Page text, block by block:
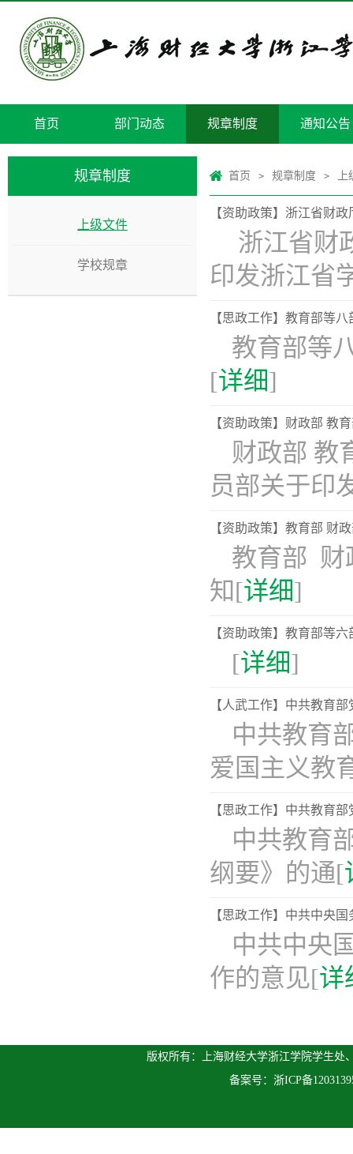
首页 部门动态 规章制度 通知公告
规章制度
上级文件
学校规章
首页 > 规章制度 >
【资助政策】浙江省财
浙江省财
印发浙江省
【思政工作】教育部等
教育部等
[详细]
【资助政策】财政部 教
财政部 教
员部关于印
【资助政策】教育部 财
教育部 财
知[详细]
【资助政策】教育部等
‍[详细]
【人武工作】中共教育
中共教育
爱国主义教
【思政工作】中共教育
中共教育
纲要》的通[
【思政工作】中共中央
中共中央
作的意见[详
版权所有：上海财经大学浙江学院学生
备案号： 浙ICP备